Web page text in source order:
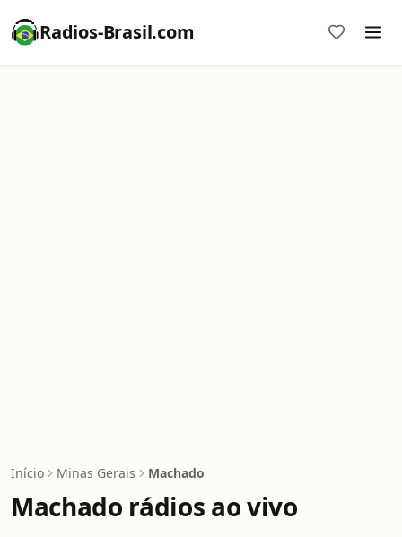
Radios-Brasil.com
Início Minas Gerais Machado
Machado rádios ao vivo